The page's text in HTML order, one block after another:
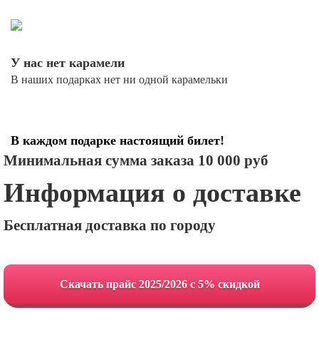
У нас нет карамели
В наших подарках нет ни одной карамельки
В каждом подарке настоящий билет!
Минимальная сумма заказа 10 000 руб
Информация о доставке
Бесплатная доставка по городу
Cкачать прайс 2025/2026 с 5% скидкой